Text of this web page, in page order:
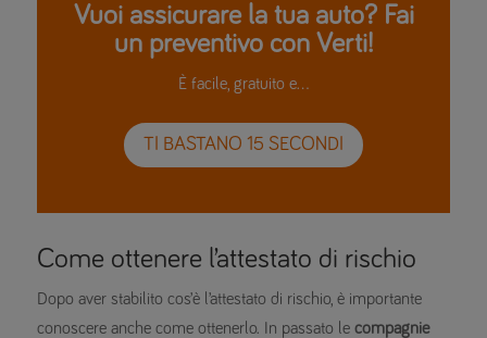
Vuoi assicurare la tua auto? Fai
un preventivo con Verti!
È facile, gratuito e…
TI BASTANO 15 SECONDI
Come ottenere l’attestato di rischio
Dopo aver stabilito cos’è l’attestato di rischio, è importante
conoscere anche come ottenerlo. In passato le compagnie